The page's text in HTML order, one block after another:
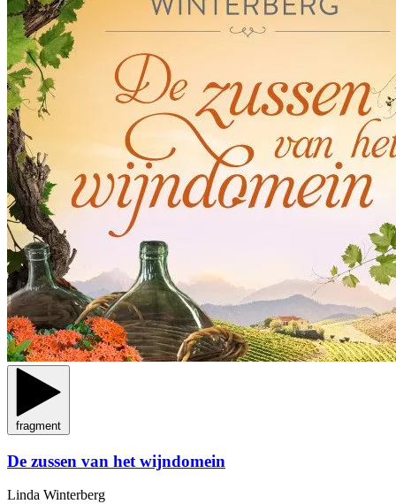
fragment
De zussen van het wijndomein
Linda Winterberg